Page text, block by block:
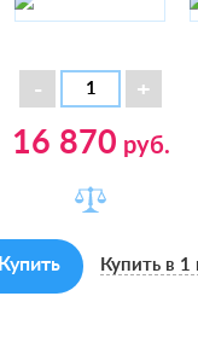
16 870 руб.
Купить Купить в 1